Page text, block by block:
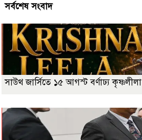
সর্বশেষ সংবাদ
সাউথ জার্সিতে ১৫ আগস্ট বর্ণাঢ্য কৃষ্ণলীলা